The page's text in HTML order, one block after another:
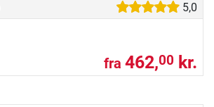
5,0
fra 462,00 kr.